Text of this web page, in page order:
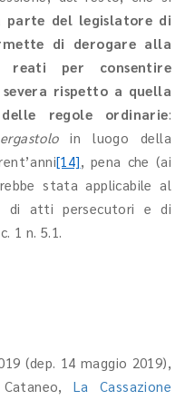
parte del legislatore di
di derogare alla
reati per consentire
rispetto a quella
regole ordinarie:
ergastoloin luogo della
[14], pena che (ai
stata applicabile al
di atti persecutori e di
1 n. 5.1.
(dep. 14 maggio 2019),
La Cassazione